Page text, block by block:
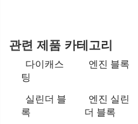
관련 제품 카테고리
다이캐스
팅
엔진 블록
실린더 블
록
엔진 실린
더 블록